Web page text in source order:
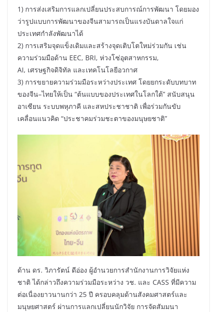
1) การส่งเสริมการแลกเปลี่ยนประสบการณ์การพัฒนา โดยมอง
ว่ารูปแบบการพัฒนาของจีนสามารถเป็นแรงบันดาลใจแก่
ประเทศกำลังพัฒนาได้
2) การเสริมจุดแข็งเดิมและสร้างจุดเติบโตใหม่ร่วมกัน เช่น
ความร่วมมือด้าน EEC, BRI, ห่วงโซ่อุตสาหกรรม,
AI, เศรษฐกิจดิจิทัล และเทคโนโลยีอวกาศ
3) การขยายความร่วมมือระหว่างประเทศ โดยยกระดับบทบาท
ของจีน–ไทยให้เป็น “ต้นแบบของประเทศในโลกใต้” สนับสนุน
อาเซียน ระบบพหุภาคี และสหประชาชาติ เพื่อร่วมกันขับ
เคลื่อนแนวคิด “ประชาคมร่วมชะตาของมนุษยชาติ”
ด้าน ดร. วิภารัตน์ ดีอ่อง ผู้อำนวยการสำนักงานการวิจัยแห่ง
ชาติ ได้กล่าวถึงความร่วมมือระหว่าง วช. และ CASS ที่มีความ
ต่อเนื่องยาวนานกว่า 25 ปี ครอบคลุมด้านสังคมศาสตร์และ
มนุษยศาสตร์ ผ่านการแลกเปลี่ยนนักวิจัย การจัดสัมมนา